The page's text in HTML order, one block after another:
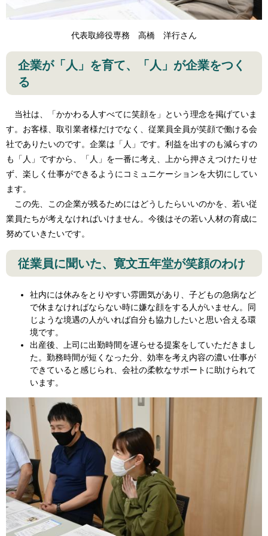
代表取締役専務 高橋 洋行さん
企業が「人」を育て、「人」が企業をつく
る
当社は、「かかわる人すべてに笑顔を」という理念を掲げていま
す。お客様、取引業者様だけでなく、従業員全員が笑顔で働ける会
社でありたいのです。企業は「人」です。利益を出すのも減らすの
も「人」ですから、「人」を一番に考え、上から押さえつけたりせ
ず、楽しく仕事ができるようにコミュニケーションを大切にしてい
ます。
この先、この企業が残るためにはどうしたらいいのかを、若い従
業員たちが考えなければいけません。今後はその若い人材の育成に
努めていきたいです。
従業員に聞いた、寛文五年堂が笑顔のわけ
社内には休みをとりやすい雰囲気があり、子どもの急病など
で休まなければならない時に嫌な顔をする人がいません。同
じような境遇の人がいれば自分も協力したいと思い合える環
境です。
出産後、上司に出勤時間を遅らせる提案をしていただきまし
た。勤務時間が短くなった分、効率を考え内容の濃い仕事が
できていると感じられ、会社の柔軟なサポートに助けられて
います。